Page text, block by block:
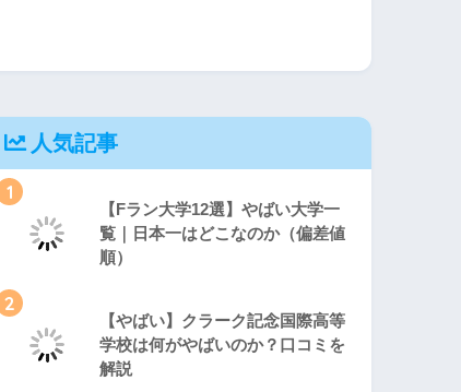
人気記事
1
【Fラン大学12選】やばい大学一
覧｜日本一はどこなのか（偏差値
順）
2
【やばい】クラーク記念国際高等
学校は何がやばいのか？口コミを
解説